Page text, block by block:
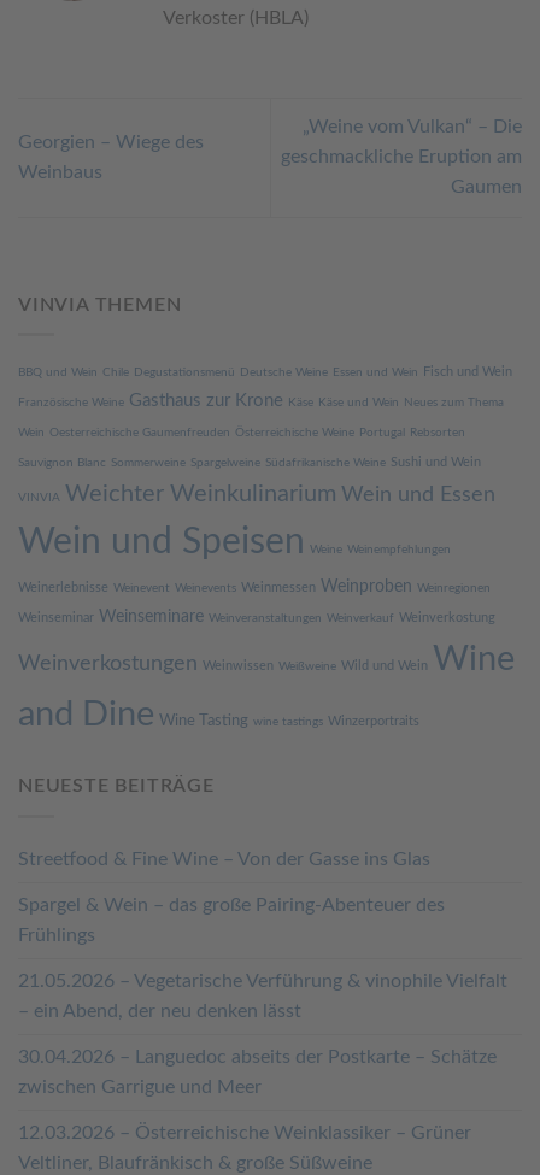
Verkoster (HBLA)
Georgien – Wiege des
Weinbaus
„Weine vom Vulkan“ – Die
geschmackliche Eruption am
Gaumen
VINVIA THEMEN
BBQ und Wein Chile Degustationsmenü Deutsche Weine Essen und Wein Fisch und Wein
Französische Weine Gasthaus zur Krone Käse Käse und Wein Neues zum Thema
Wein Oesterreichische Gaumenfreuden Österreichische Weine Portugal Rebsorten
Sauvignon Blanc Sommerweine Spargelweine Südafrikanische Weine Sushi und Wein
VINVIA Weichter Weinkulinarium Wein und Essen
Wein und Speisen Weine Weinempfehlungen
Weinerlebnisse Weinevent Weinevents Weinmessen Weinproben Weinregionen
Weinseminar Weinseminare Weinveranstaltungen Weinverkauf Weinverkostung
Weinverkostungen Weinwissen Weißweine Wild und Wein Wine
and Dine Wine Tasting wine tastings Winzerportraits
NEUESTE BEITRÄGE
Streetfood & Fine Wine – Von der Gasse ins Glas
Spargel & Wein – das große Pairing-Abenteuer des
Frühlings
21.05.2026 – Vegetarische Verführung & vinophile Vielfalt
– ein Abend, der neu denken lässt
30.04.2026 – Languedoc abseits der Postkarte – Schätze
zwischen Garrigue und Meer
12.03.2026 – Österreichische Weinklassiker – Grüner
Veltliner, Blaufränkisch & große Süßweine